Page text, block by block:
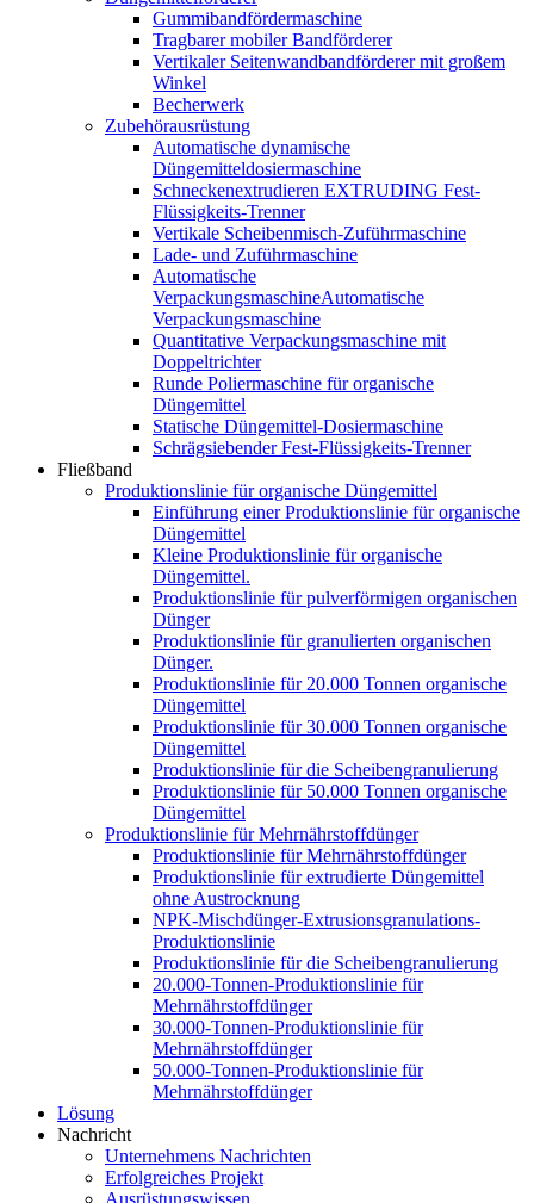
Gummibandfördermaschine
Tragbarer mobiler Bandförderer
Vertikaler Seitenwandbandförderer mit großem
Winkel
Becherwerk
Zubehörausrüstung
Automatische dynamische
Düngemitteldosiermaschine
Schneckenextrudieren EXTRUDING Fest-
Flüssigkeits-Trenner
Vertikale Scheibenmisch-Zuführmaschine
Lade- und Zuführmaschine
Automatische
VerpackungsmaschineAutomatische
Verpackungsmaschine
Quantitative Verpackungsmaschine mit
Doppeltrichter
Runde Poliermaschine für organische
Düngemittel
Statische Düngemittel-Dosiermaschine
Schrägsiebender Fest-Flüssigkeits-Trenner
Fließband
Produktionslinie für organische Düngemittel
Einführung einer Produktionslinie für organische
Düngemittel
Kleine Produktionslinie für organische
Düngemittel.
Produktionslinie für pulverförmigen organischen
Dünger
Produktionslinie für granulierten organischen
Dünger.
Produktionslinie für 20.000 Tonnen organische
Düngemittel
Produktionslinie für 30.000 Tonnen organische
Düngemittel
Produktionslinie für die Scheibengranulierung
Produktionslinie für 50.000 Tonnen organische
Düngemittel
Produktionslinie für Mehrnährstoffdünger
Produktionslinie für Mehrnährstoffdünger
Produktionslinie für extrudierte Düngemittel
ohne Austrocknung
NPK-Mischdünger-Extrusionsgranulations-
Produktionslinie
Produktionslinie für die Scheibengranulierung
20.000-Tonnen-Produktionslinie für
Mehrnährstoffdünger
30.000-Tonnen-Produktionslinie für
Mehrnährstoffdünger
50.000-Tonnen-Produktionslinie für
Mehrnährstoffdünger
Lösung
Nachricht
Unternehmens Nachrichten
Erfolgreiches Projekt
Ausrüstungswissen